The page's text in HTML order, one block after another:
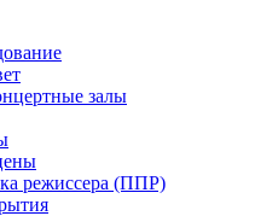
залы
режиссера (ППР)